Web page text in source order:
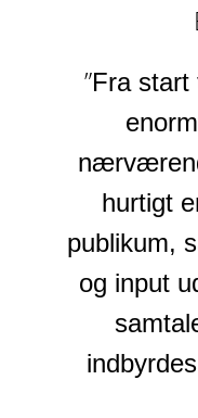
”Fra start
hurtigt
publikum,
og input